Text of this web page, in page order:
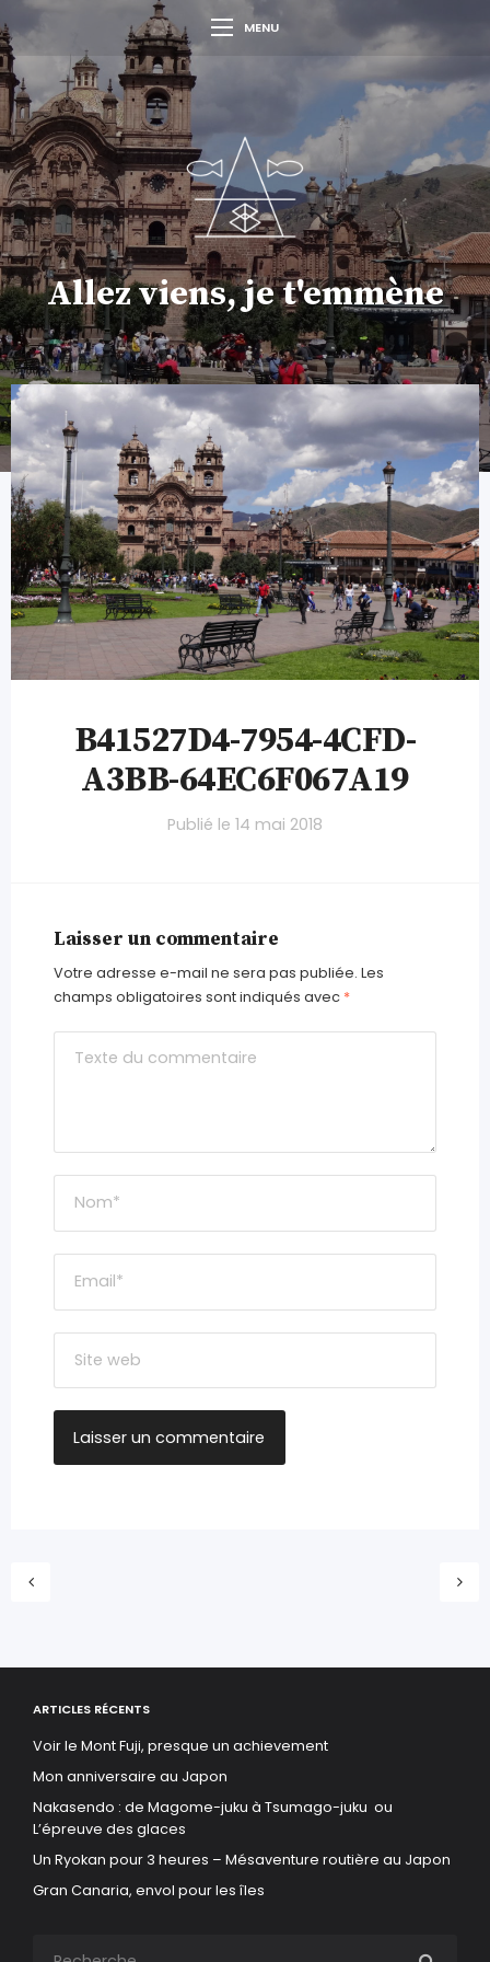
MENU
Allez viens, je t'emmène
B41527D4-7954-4CFD-
A3BB-64EC6F067A19
Publié le 14 mai 2018
Laisser un commentaire
Votre adresse e-mail ne sera pas publiée. Les
champs obligatoires sont indiqués avec *
ARTICLES RÉCENTS
Voir le Mont Fuji, presque un achievement
Mon anniversaire au Japon
Nakasendo : de Magome-juku à Tsumago-juku ou
L’épreuve des glaces
Un Ryokan pour 3 heures – Mésaventure routière au Japon
Gran Canaria, envol pour les îles